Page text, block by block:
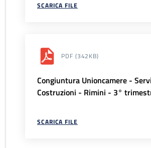
SCARICA FILE
PDF (342KB)
Congiuntura Unioncamere -
Costruzioni - Rimini - 3°
SCARICA FILE